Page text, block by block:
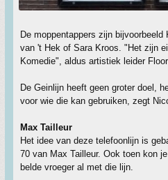
De moppentappers zijn bijvoorbeeld
van 't Hek of Sara Kroos. "Het zijn
Komedie", aldus artistiek leider
De Geinlijn heeft geen groter doel,
voor wie die kan gebruiken, zegt
Max Tailleur
Het idee van deze telefoonlijn is
70 van Max Tailleur. Ook toen kon
belde vroeger al met die lijn.